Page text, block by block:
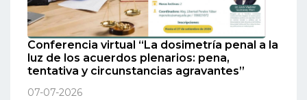
Conferencia virtual “La dosimetría penal a la
luz de los acuerdos plenarios: pena,
tentativa y circunstancias agravantes”
07-07-2026